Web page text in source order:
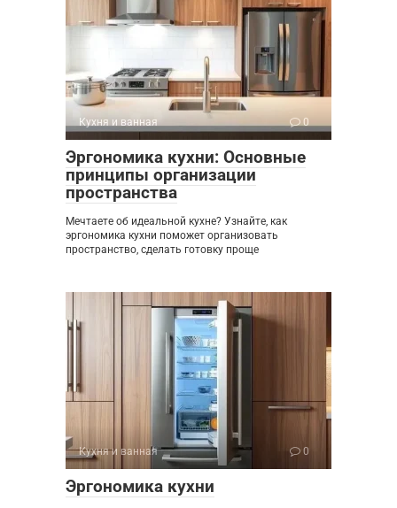
Кухня и ванная 0
Эргономика кухни: Основные
принципы организации
пространства
Мечтаете об идеальной кухне? Узнайте, как
эргономика кухни поможет организовать
пространство, сделать готовку проще
Кухня и ванная 0
Эргономика кухни